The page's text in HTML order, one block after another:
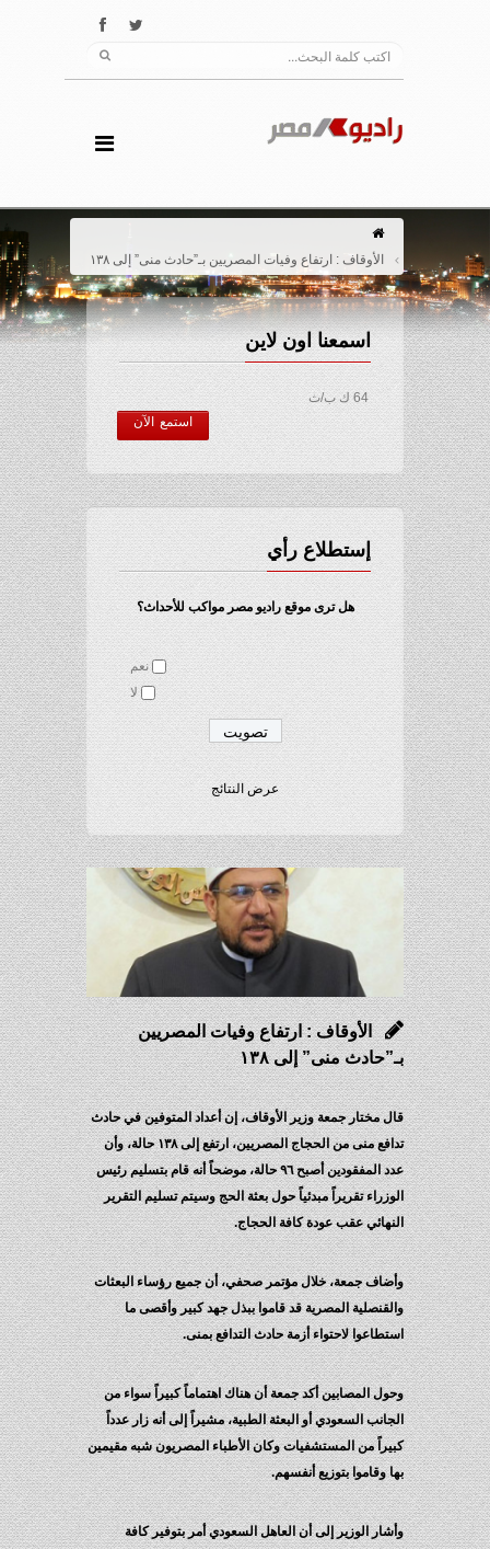
الأوقاف : ارتفاع وفيات المصريين بـ”حادث منى” إلى ١٣٨
اسمعنا اون لاين
64 ك ب/ث
استمع الآن
إستطلاع رأي
هل ترى موقع راديو مصر مواكب للأحداث؟
نعم
لا
عرض النتائج
الأوقاف : ارتفاع وفيات المصريين
بـ”حادث منى” إلى ١٣٨
قال مختار جمعة وزير الأوقاف، إن أعداد المتوفين في حادث
تدافع منى من الحجاج المصريين، ارتفع إلى ١٣٨ حالة، وأن
عدد المفقودين أصبح ٩٦ حالة، موضحاً أنه قام بتسليم رئيس
الوزراء تقريراً مبدئياً حول بعثة الحج وسيتم تسليم التقرير
النهائي عقب عودة كافة الحجاج.
وأضاف جمعة، خلال مؤتمر صحفي، أن جميع رؤساء البعثات
والقنصلية المصرية قد قاموا ببذل جهد كبير وأقصى ما
استطاعوا لاحتواء أزمة حادث التدافع بمنى.
وحول المصابين أكد جمعة أن هناك اهتماماً كبيراً سواء من
الجانب السعودي أو البعثة الطبية، مشيراً إلى أنه زار عدداً
كبيراً من المستشفيات وكان الأطباء المصريون شبه مقيمين
بها وقاموا بتوزيع أنفسهم.
وأشار الوزير إلى أن العاهل السعودي أمر بتوفير كافة